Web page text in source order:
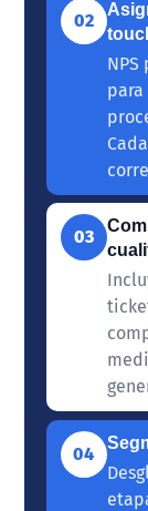
02
NPS
para
03
04